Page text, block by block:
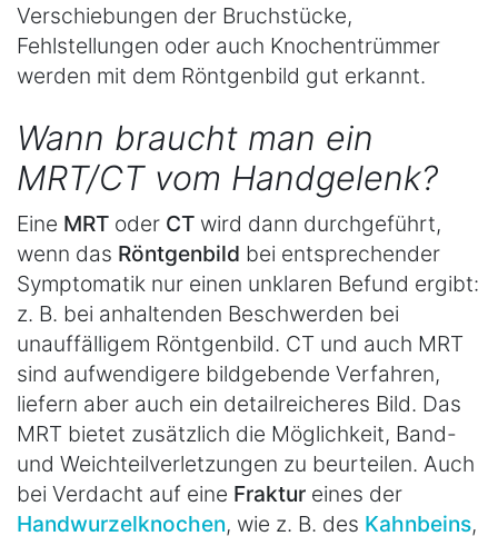
Verschiebungen der Bruchstücke,
Fehlstellungen oder auch Knochentrümmer
werden mit dem Röntgenbild gut erkannt.
Wann braucht man ein
MRT/CT vom Handgelenk?
Eine MRT oder CT wird dann durchgeführt,
wenn das Röntgenbild bei entsprechender
Symptomatik nur einen unklaren Befund ergibt:
z. B. bei anhaltenden Beschwerden bei
unauffälligem Röntgenbild. CT und auch MRT
sind aufwendigere bildgebende Verfahren,
liefern aber auch ein detailreicheres Bild. Das
MRT bietet zusätzlich die Möglichkeit, Band-
und Weichteilverletzungen zu beurteilen. Auch
bei Verdacht auf eine Fraktur eines der
Handwurzelknochen, wie z. B. des Kahnbeins,